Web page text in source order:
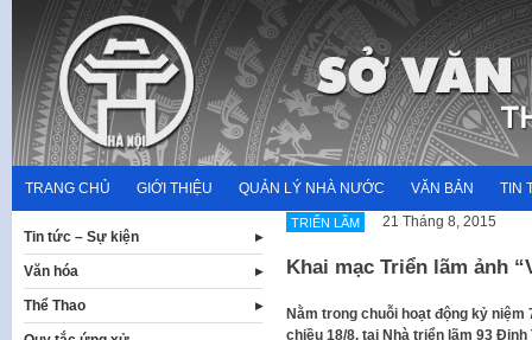
content
TRANG CHỦ GIỚI THIỆU QUẢN LÝ NHÀ NƯỚC VĂN BẢN TIN
TRIỂN LÃM 21 Tháng 8, 2015
Khai mạc Triển lãm ảnh
​Nằm trong chuỗi hoạt động kỷ niệm
chiều 18/8, tại Nhà triển lãm 93
Tin tức – Sự kiện
Văn hóa
Thể Thao